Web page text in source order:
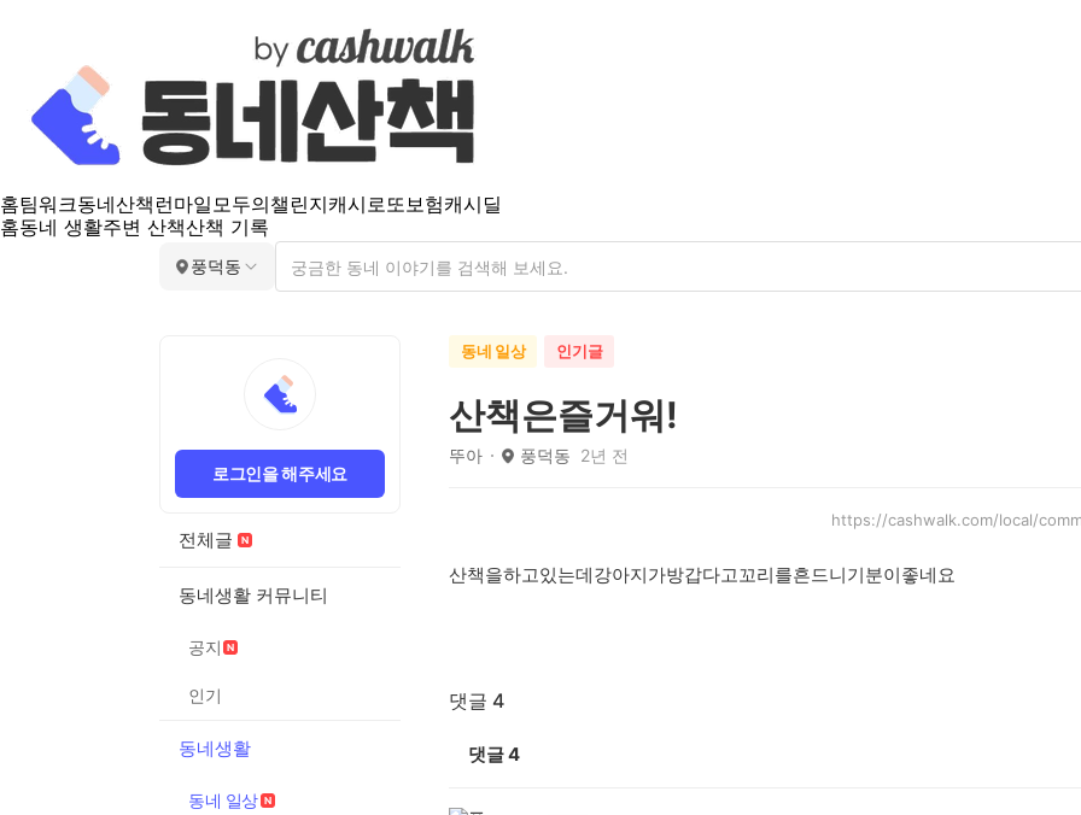
홈팀워크동네산책 런마일모두의챌린지캐시로또보험캐시딜
홈동네 생활주변 산책산책 기록
풍덕동
로그인을 해주세요
전체글
동네생활 커뮤니티
공지
인기
동네생활
동네 일상
동네 일상 인기글
산책은즐거워!
뚜아 풍덕동 2년 전
https://cashwalk.com/local/
산책을하고있는데강아지가방갑다고꼬리를흔드니기분이좋네요
댓글 4
댓글4